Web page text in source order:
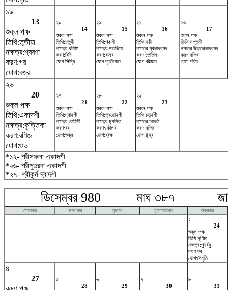
১৯
13
শুক্ল পক্ষ
তিথি:তৃতীয়া
নক্ষত্র:শ্রবণা
করণ:গর
যোগ:বজ্র
২০
14
শুক্ল পক্ষ
তিথি:চতুর্থী
নক্ষত্র:ধনিষ্ঠা
করণ:বিষ্টি
যোগ:সিদ্ধি
২১
15
শুক্ল পক্ষ
তিথি:পঞ্চমী
নক্ষত্র:শতভিষ‌া
করণ:বালব
যোগ:ব্যতীপাত
২২
16
শুক্ল পক্ষ
তিথি:ষষ্ঠী
নক্ষত্র:পূর্বভাদ্রপদ
করণ:তৈতিল
যোগ:বরীয়ান
২৩
17
শুক্ল পক্ষ
তিথি:সপ্তমী
নক্ষত্র:উত্তরভাদ্রপদ
করণ:বণিজ
যোগ:পরিঘ
২৬
20
শুক্ল পক্ষ
তিথি:একাদশী
নক্ষত্র:কৃত্তিকা
করণ:বণিজ
যোগ:শুভ
২৭
21
শুক্ল পক্ষ
তিথি:দ্বাদশী
নক্ষত্র:রোহিণী
করণ:বব
যোগ:শুক্র
২৮
22
শুক্ল পক্ষ
তিথি:ত্রয়োদশী
নক্ষত্র:মৃগশিরা
করণ:কৌলব
যোগ:ব্রহ্ম
২৯
23
শুক্ল পক্ষ
তিথি:চতুর্দশী
নক্ষত্র:আর্দ্রা
করণ:বণিজ
যোগ:ইন্দ্র
*১২- শ্রীসফলা একাদশী
*২৬- শ্রীপুত্রদা একাদশী
*২৭- শ্রীকুর্ম দ্বাদশী
ডিসেম্বর 980 মাঘ ৩৮৭
সোমবার মঙ্গলবার বুধবার বৃহস্পতিবার
শুক্রবার
১
24
শুক্ল পক্ষ
তিথি:পূর্ণিমা
নক্ষত্র:পুনর্বসু
করণ:বব
যোগ:বৈধৃতি
৪
27
৫
28
৬
29
৭
30
৮
31